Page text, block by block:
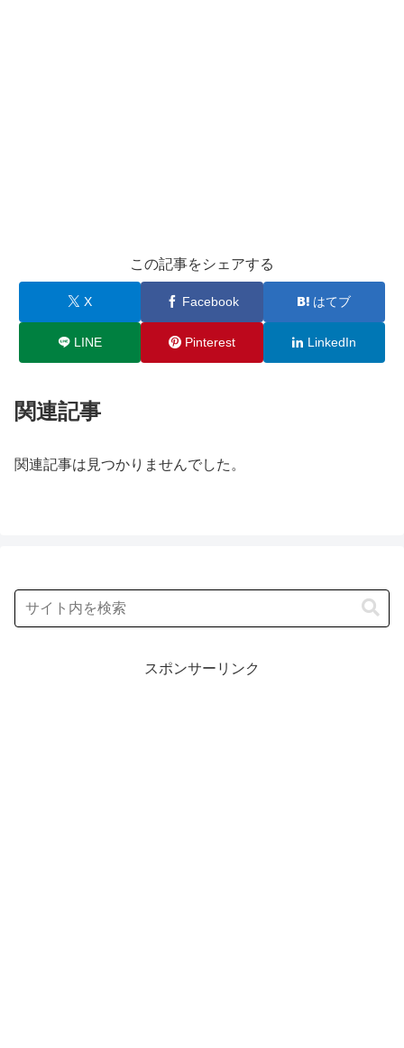
この記事をシェアする
X Facebook はてブ
LINE Pinterest LinkedIn
関連記事
関連記事は見つかりませんでした。
スポンサーリンク